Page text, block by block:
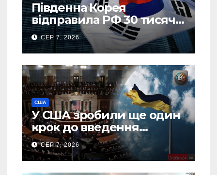
Південна Корея
відправила РФ 30 тисяч
тонн авіапалива
СЕР 7, 2026
США
У США зробили ще один
крок до введення
“пекельних санкцій”
проти Росії
СЕР 7, 2026